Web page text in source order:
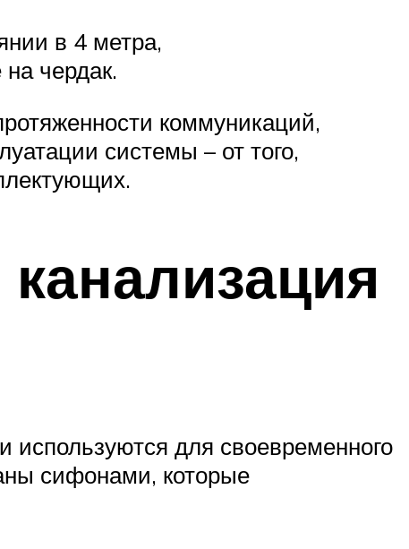
в 4 метра,
чердак.
коммуникаций,
системы – от того,
используются для своевременного
сифонами, которые